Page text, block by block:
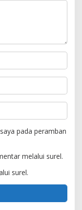
pada peramban
melalui surel.
surel.